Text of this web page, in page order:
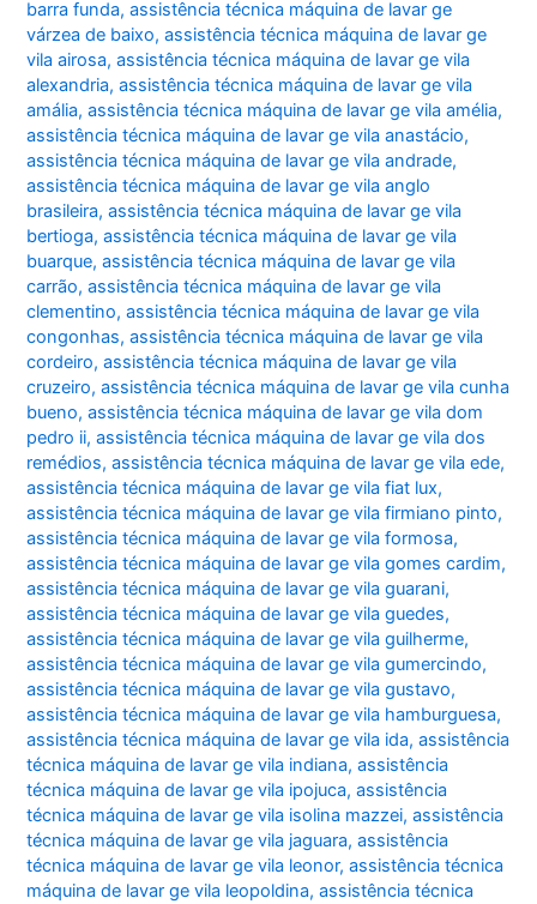
barra funda,assistência técnica máquina de lavar ge
várzea de baixo,assistência técnica máquina de lavar ge
vila airosa,assistência técnica máquina de lavar ge vila
alexandria,assistência técnica máquina de lavar ge vila
amália,assistência técnica máquina de lavar ge vila amélia,
assistência técnica máquina de lavar ge vila anastácio,
assistência técnica máquina de lavar ge vila andrade,
assistência técnica máquina de lavar ge vila anglo
brasileira,assistência técnica máquina de lavar ge vila
bertioga,assistência técnica máquina de lavar ge vila
buarque,assistência técnica máquina de lavar ge vila
carrão,assistência técnica máquina de lavar ge vila
clementino,assistência técnica máquina de lavar ge vila
congonhas,assistência técnica máquina de lavar ge vila
cordeiro,assistência técnica máquina de lavar ge vila
cruzeiro,assistência técnica máquina de lavar ge vila cunha
bueno,assistência técnica máquina de lavar ge vila dom
pedro ii,assistência técnica máquina de lavar ge vila dos
remédios,assistência técnica máquina de lavar ge vila ede,
assistência técnica máquina de lavar ge vila fiat lux,
assistência técnica máquina de lavar ge vila firmiano pinto,
assistência técnica máquina de lavar ge vila formosa,
assistência técnica máquina de lavar ge vila gomes cardim,
assistência técnica máquina de lavar ge vila guarani,
assistência técnica máquina de lavar ge vila guedes,
assistência técnica máquina de lavar ge vila guilherme,
assistência técnica máquina de lavar ge vila gumercindo,
assistência técnica máquina de lavar ge vila gustavo,
assistência técnica máquina de lavar ge vila hamburguesa,
assistência técnica máquina de lavar ge vila ida,assistência
técnica máquina de lavar ge vila indiana,assistência
técnica máquina de lavar ge vila ipojuca,assistência
técnica máquina de lavar ge vila isolina mazzei,assistência
técnica máquina de lavar ge vila jaguara,assistência
técnica máquina de lavar ge vila leonor,assistência técnica
máquina de lavar ge vila leopoldina,assistência técnica